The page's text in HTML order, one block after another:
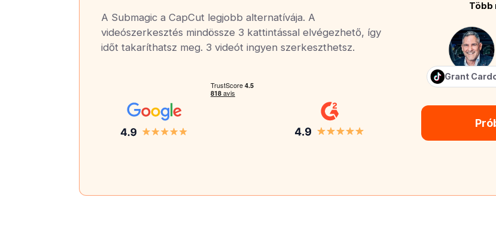
A Submagic a CapCut legjobb alternatívája. A
videószerkesztés mindössze 3 kattintással elvégezhető, így
időt takaríthatsz meg. 3 videót ingyen szerkeszthetsz.
Több
Grant